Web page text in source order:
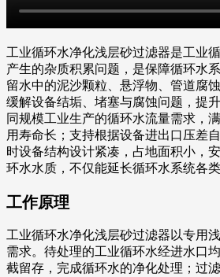
工业循环水净化浅层砂过滤器是工业
产生的杂质积累问题，是保障循环水
留水中的泥沙颗粒、悬浮物、管道腐
缓解设备结垢、堵塞与腐蚀问题，提
同规模工业生产的循环水流量需求，
用寿命长；支持根据设备进出口压差
时设备结构设计紧凑，占地面积小，
环水水质，不仅能延长循环水系统各
工作原理
工业循环水净化浅层砂过滤器以专用
需求。待处理的工业循环水经进水口
截留存，完成循环水的净化处理；过